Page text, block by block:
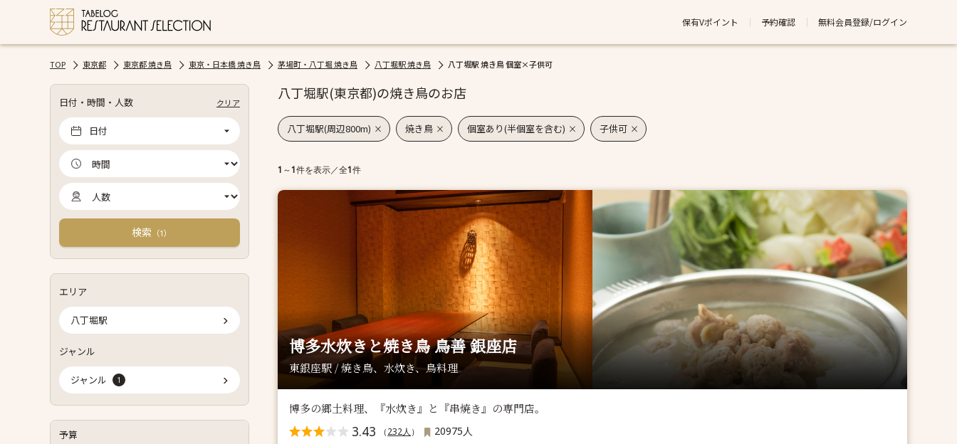
保有Vポイント 予約確認 無料会員登録/ログイン
TOP 東京都 東京都 焼き鳥 東京・日本橋 焼き鳥 茅場町・八丁堀 焼き鳥 八丁堀駅 焼き鳥 八丁堀駅 焼き鳥 個室×子供可
日付・時間・人数 クリア
日付
検索 （1）
エリア
八丁堀駅
ジャンル
ジャンル 1
予算
八丁堀駅(東京都)の焼き鳥のお店
八丁堀駅(周辺800m) 焼き鳥 個室あり(半個室を含む) 子供可
1 ～1件を表示／全1件
博多水炊きと焼き鳥 鳥善 銀座店
東銀座駅 / 焼き鳥、水炊き、鳥料理
博多の郷土料理、『水炊き』と『串焼き』の専門店。
3.43 （232人 ）
20975人